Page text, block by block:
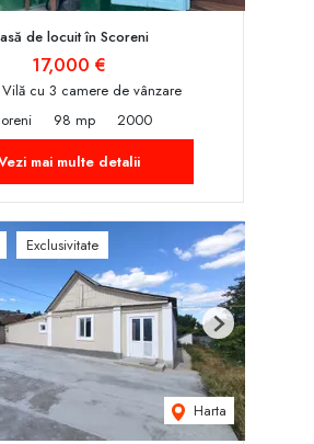
de locuit în Scoreni
17,000 €
cu 3 camere de vânzare
98 mp
2000
mai multe detalii
Exclusivitate
Harta
Next